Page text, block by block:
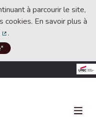
à parcourir le site,
En savoir plus à
(Lien externe)
.